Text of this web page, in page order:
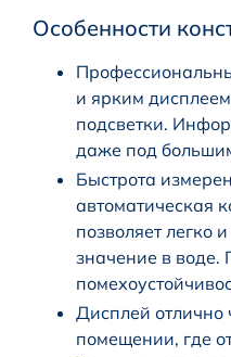
Особенности
и ярким
подсветки.
даже под
Быстрота
автоматическая
позволяет легко
значение в воде.
Дисплей отлично
помещении, где